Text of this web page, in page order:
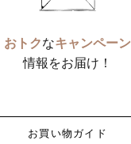
おトクなキャンペーン
情報をお届け！
お買い物ガイド